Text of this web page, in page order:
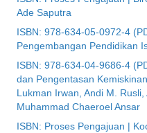
Ade Saputra
ISBN: 978-634-05-0972-4
Pengembangan Pendidikan
ISBN: 978-634-04-9686-4
dan Pengentasan
Lukman Irwan, Andi M.
Muhammad Chaeroel Ansar
ISBN: Proses Pengajuan |